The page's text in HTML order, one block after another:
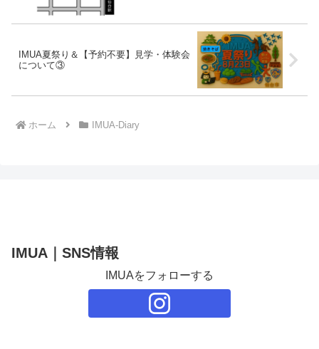
IMUA夏祭り＆【予約不要】見学・体験会
について③
ホーム IMUA-Diary
IMUA｜SNS情報
IMUAをフォローする